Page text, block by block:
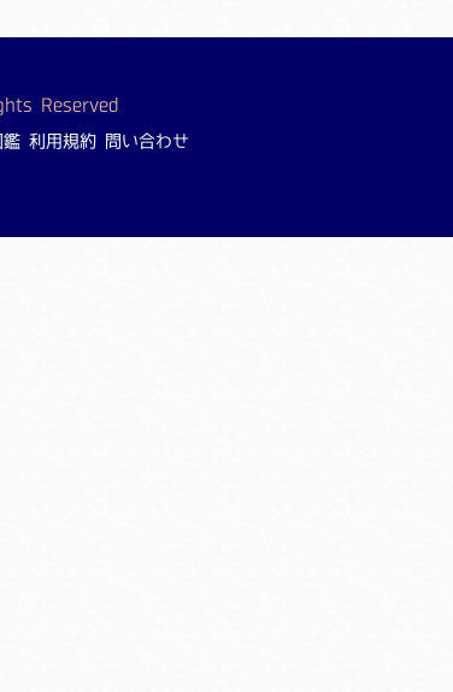
Reserved
鑑 利用規約 問い合わせ